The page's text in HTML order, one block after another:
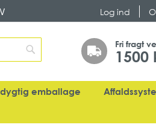
Log ind
Fri fragt
1500
Search
emballage